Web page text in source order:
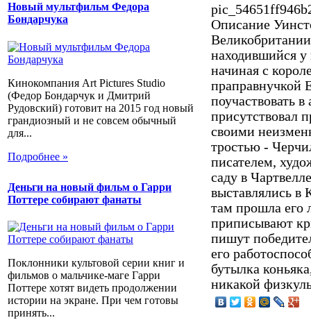
Новый мультфильм Федора
Бондарчука
Кинокомпания Art Pictures Studio
(Федор Бондарчук и Дмитрий
Рудовский) готовит на 2015 год новый
грандиозный и не совсем обычный
для...
Подробнее »
Деньги на новый фильм о Гарри
Поттере собирают фанаты
Поклонники культовой серии книг и
фильмов о мальчике-маге Гарри
Поттере хотят видеть продолжении
истории на экране. При чем готовы
принять...
Описание
находившийся
начиная с
праправнучкой
поучаствовать
присутствовал
своими
тростью -
писателем,
саду в
выставлялись в
там прошла его
приписывают
пишут
его
бутылка
никакой